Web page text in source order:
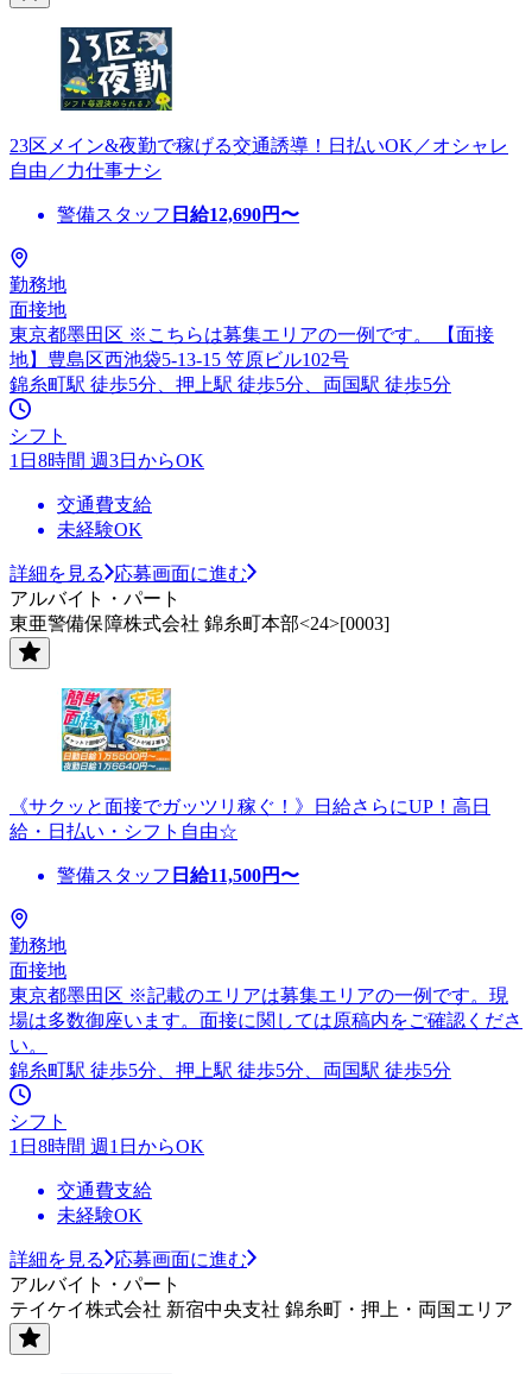
23区メイン&夜勤で稼げる交通誘導！日払いOK／オシャレ
自由／力仕事ナシ
警備スタッフ 日給12,690円〜
勤務地
面接地
東京都墨田区 ※こちらは募集エリアの一例です。 【面接
地】豊島区西池袋5-13-15 笠原ビル102号
錦糸町駅 徒歩5分、押上駅 徒歩5分、両国駅 徒歩5分
シフト
1日8時間 週3日からOK
交通費支給
未経験OK
詳細を見る
応募画面に進む
アルバイト・パート
東亜警備保障株式会社 錦糸町本部<24>[0003]
《サクッと面接でガッツリ稼ぐ！》日給さらにUP！高日
給・日払い・シフト自由☆
警備スタッフ 日給11,500円〜
勤務地
面接地
東京都墨田区 ※記載のエリアは募集エリアの一例です。現
場は多数御座います。面接に関しては原稿内をご確認くださ
い。
錦糸町駅 徒歩5分、押上駅 徒歩5分、両国駅 徒歩5分
シフト
1日8時間 週1日からOK
交通費支給
未経験OK
詳細を見る
応募画面に進む
アルバイト・パート
テイケイ株式会社 新宿中央支社 錦糸町・押上・両国エリア